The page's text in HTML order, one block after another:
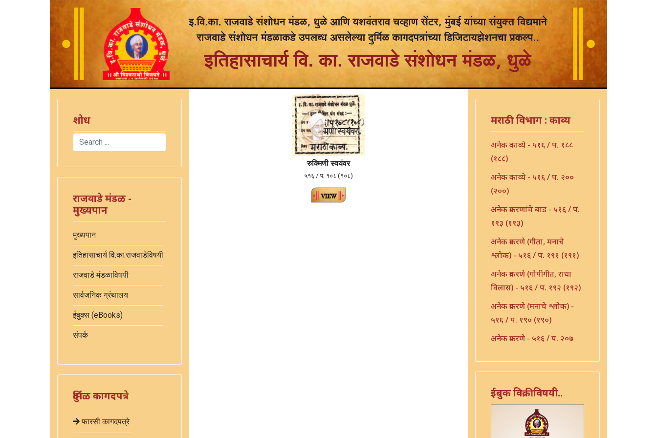
शोध
Search
राजवाडे मंडळ -
मुख्यपान
मुख्यपान
इतिहासाचार्य वि.का.राजवाडेविषयी
राजवाडे मंडळाविषयी
सार्वजनिक ग्रंथालय
ईबुक्स (eBooks)
संपर्क
दुर्मिळ कागदपत्रे
फारसी कागदपत्रे
रुक्मिणी स्वयंवर
५१६ / प. १०८ (१०८)
मराठी विभाग : काव्य
अनेक काव्ये - ५१६ / प. १८८
(१८८)
अनेक काव्ये - ५१६ / प. २००
(२००)
अनेक प्रकरणांचे बाड - ५१६ / प.
१९३ (१९३)
अनेक प्रकरणे (गीता, मनाचे
श्लोक) - ५१६ / प. १९१ (१९१)
अनेक प्रकरणे (गोपीगीत, राधा
विलास) - ५१६ / प. १९२ (१९२)
अनेक प्रकरणे (मनाचे श्लोक) -
५१६ / प. १९० (१९०)
अनेक प्रकरणे - ५१६ / प. २०७
अनेक प्रकरणे - ५१६ / प. २१०
अनेक प्रकरणे - ५१६ / प. २३६
अभंग - ५१६ / प. १५३ (१५३)
ईबुक विक्रीविषयी..